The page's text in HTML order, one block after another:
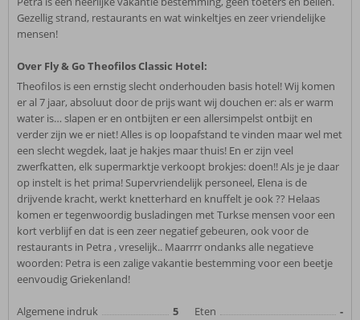
Gezellig strand, restaurants en wat winkeltjes en zeer vriendelijke
mensen!
Over Fly & Go Theofilos Classic Hotel:
Theofilos is een ernstig slecht onderhouden basis hotel! Wij komen
er al 7 jaar, absoluut door de prijs want wij douchen er: als er warm
water is… slapen er en ontbijten er een allersimpelst ontbijt en
verder zijn we er niet! Alles is op loopafstand te vinden maar wel met
een slecht wegdek, laat je hakjes maar thuis! En er zijn veel
zwerfkatten, elk supermarktje verkoopt brokjes: doen!! Als je je daar
op instelt is het prima! Supervriendelijk personeel, Elena is de
drijvende kracht, werkt knetterhard en knuffelt je ook ?? Helaas
komen er tegenwoordig busladingen met Turkse mensen voor een
kort verblijf en dat is een zeer negatief gebeuren, ook voor de
restaurants in Petra , vreselijk.. Maarrrr ondanks alle negatieve
woorden: Petra is een zalige vakantie bestemming voor een beetje
eenvoudig Griekenland!
Algemene indruk
5
Eten
-